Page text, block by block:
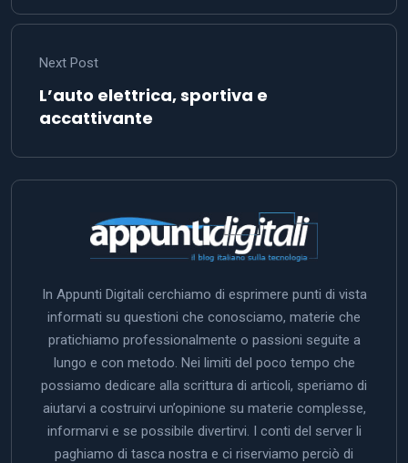
Next Post
L’auto elettrica, sportiva e
accattivante
In Appunti Digitali cerchiamo di esprimere punti di vista
informati su questioni che conosciamo, materie che
pratichiamo professionalmente o passioni seguite a
lungo e con metodo. Nei limiti del poco tempo che
possiamo dedicare alla scrittura di articoli, speriamo di
aiutarvi a costruirvi un’opinione su materie complesse,
informarvi e se possibile divertirvi. I conti del server li
paghiamo di tasca nostra e ci riserviamo perciò di